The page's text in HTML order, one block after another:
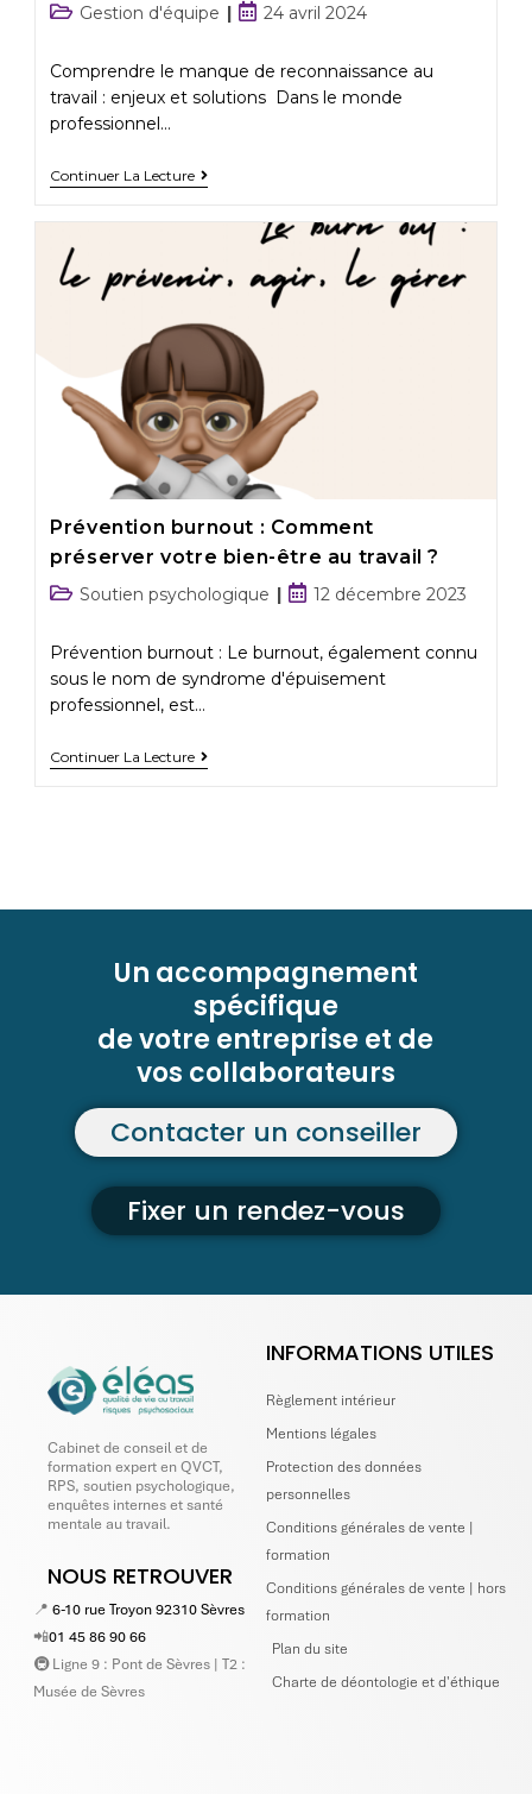
Gestion d'équipe 24 avril 2024
Comprendre le manque de reconnaissance au
travail : enjeux et solutions Dans le monde
professionnel…
Continuer La Lecture
Prévention burnout : Comment
préserver votre bien-être au travail ?
Soutien psychologique 12 décembre 2023
Prévention burnout : Le burnout, également connu
sous le nom de syndrome d'épuisement
professionnel, est…
Continuer La Lecture
Un accompagnement
spécifique
de votre entreprise et de
vos collaborateurs
Contacter un conseiller
Fixer un rendez-vous
Cabinet de conseil et de
formation expert en QVCT,
RPS, soutien psychologique,
enquêtes internes et santé
mentale au travail.
NOUS RETROUVER
📍 6-10 rue Troyon 92310 Sèvres
📲01 45 86 90 66
🚇 Ligne 9 : Pont de Sèvres | T2 :
Musée de Sèvres
INFORMATIONS UTILES
Règlement intérieur
Mentions légales
Protection des données
personnelles
Conditions générales de vente |
formation
Conditions générales de vente | hors
formation
Plan du site
Charte de déontologie et d'éthique